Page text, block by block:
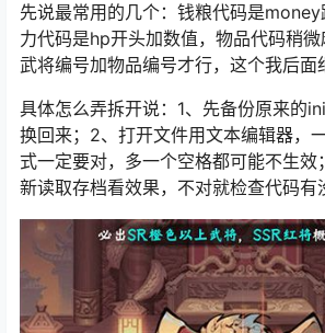
先说最常用的几个：钱粮代码是
力代码是hp开头加数值，物品代码稍
武将编号加物品编号才行，这个我后面
具体怎么弄拆开说：1、先备份原来的
换回来；2、打开文件用文本编辑器，
式一定要对，多一个空格都可能不生
新读取存档看效果，不对就检查代码有